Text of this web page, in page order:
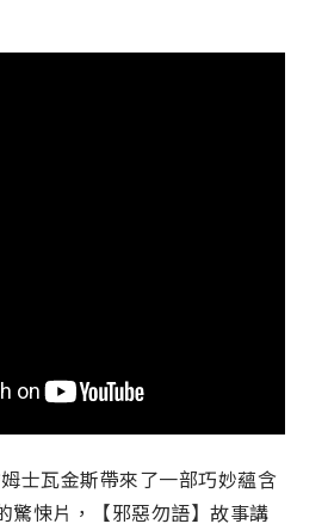
士瓦金斯帶來了一部巧妙蘊含
驚悚片，【邪惡勿語】故事講